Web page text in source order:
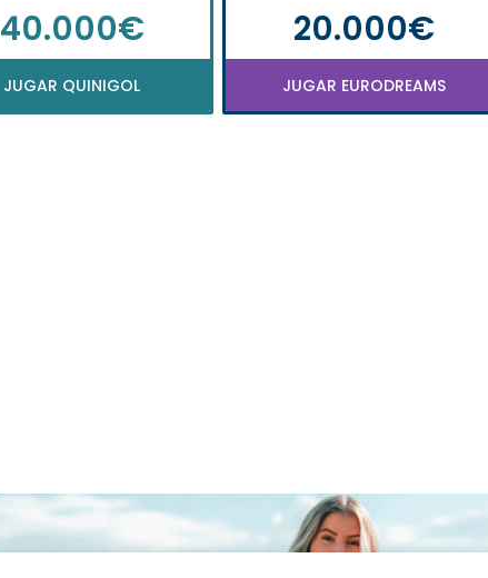
40.000€
JUGAR QUINIGOL
20.000€
JUGAR EURODREAMS